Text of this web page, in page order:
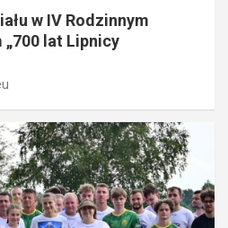
w IV Rodzinnym
„700 lat Lipnicy